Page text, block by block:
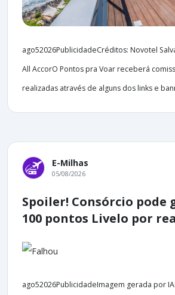
ago52026PublicidadeCréditos: Novotel
All AccorO Pontos pra Voar receberá
realizadas através de alguns dos links e
E-Milhas
05/08/2026
Spoiler! Consórcio pode
100 pontos Livelo por
ago52026PublicidadeImagem gerada por